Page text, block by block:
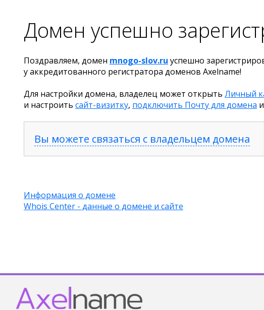
Домен успешно
Поздравляем, домен mnogo-slov.ru успешно
у аккредитованного регистратора доменов Axelname!
Для настройки домена, владелец может открыть Личный
и настроить сайт-визитку, подключить Почту для домена
Вы можете связаться с владельцем домена
Информация о домене
Whois Center - данные о домене и сайте